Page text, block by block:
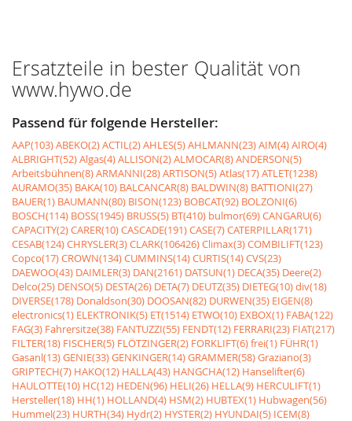
Ersatzteile in bester Qualität von
www.hywo.de
Passend für folgende Hersteller:
AAP(103)ABEKO(2)ACTIL(2)AHLES(5)AHLMANN(23)AIM(4)AIRO(4)
ALBRIGHT(52)Algas(4)ALLISON(2)ALMOCAR(8)ANDERSON(5)
Arbeitsbühnen(8)ARMANNI(28)ARTISON(5)Atlas(17)ATLET(1238)
AURAMO(35) BAKA(10) BALCANCAR(8) BALDWIN(8) BATTIONI(27)
BAUER(1) BAUMANN(80) BISON(123) BOBCAT(92) BOLZONI(6)
BOSCH(114) BOSS(1945) BRUSS(5) BT(410) bulmor(69)CANGARU(6)
CAPACITY(2)CARER(10)CASCADE(191)CASE(7)CATERPILLAR(171)
CESAB(124)CHRYSLER(3)CLARK(106426)Climax(3)COMBILIFT(123)
Copco(17)CROWN(134)CUMMINS(14)CURTIS(14)CVS(23)
DAEWOO(43) DAIMLER(3) DAN(2161) DATSUN(1) DECA(35) Deere(2)
Delco(25) DENSO(5) DESTA(26) DETA(7) DEUTZ(35) DIETEG(10)div(18)
DIVERSE(178) Donaldson(30) DOOSAN(82) DURWEN(35) EIGEN(8)
electronics(1) ELEKTRONIK(5) ET(1514) ETWO(10) EXBOX(1) FABA(122)
FAG(3) Fahrersitze(38) FANTUZZI(55) FENDT(12) FERRARI(23) FIAT(217)
FILTER(18) FISCHER(5) FLÖTZINGER(2) FORKLIFT(6)frei(1) FÜHR(1)
Gasanl(13)GENIE(33)GENKINGER(14)GRAMMER(58)Graziano(3)
GRIPTECH(7) HAKO(12) HALLA(43) HANGCHA(12) Hanselifter(6)
HAULOTTE(10) HC(12) HEDEN(96) HELI(26) HELLA(9) HERCULIFT(1)
Hersteller(18) HH(1) HOLLAND(4) HSM(2) HUBTEX(1) Hubwagen(56)
Hummel(23) HURTH(34) Hydr(2) HYSTER(2) HYUNDAI(5) ICEM(8)